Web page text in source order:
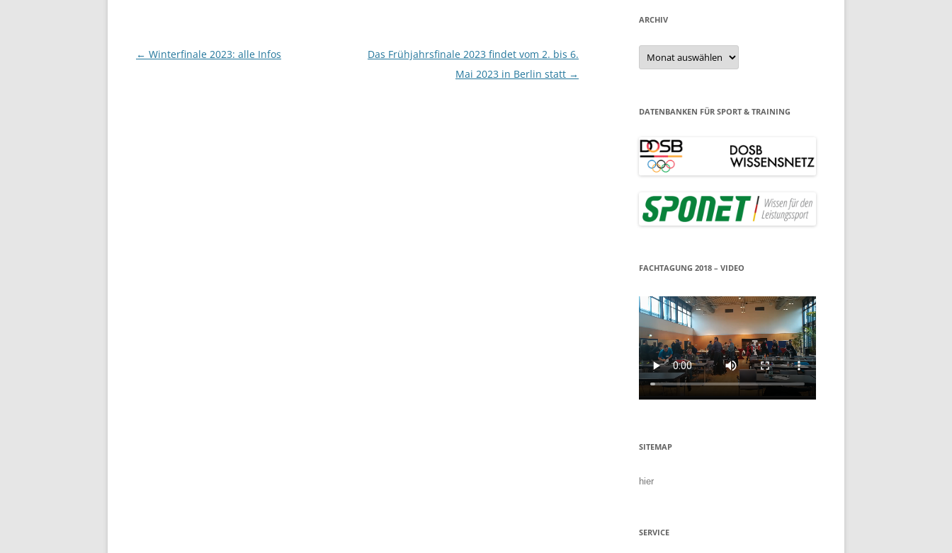
Beitragsnavigation
← Winterfinale 2023: alle Infos
Das Frühjahrsfinale 2023 findet vom 2. bis 6.
Mai 2023 in Berlin statt →
ARCHIV
Archiv
DATENBANKEN FÜR SPORT & TRAINING
FACHTAGUNG 2018 – VIDEO
SITEMAP
hier
SERVICE